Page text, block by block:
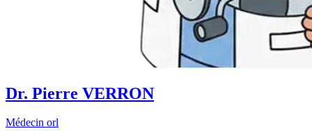
Dr. Pierre VERRON
Médecin orl